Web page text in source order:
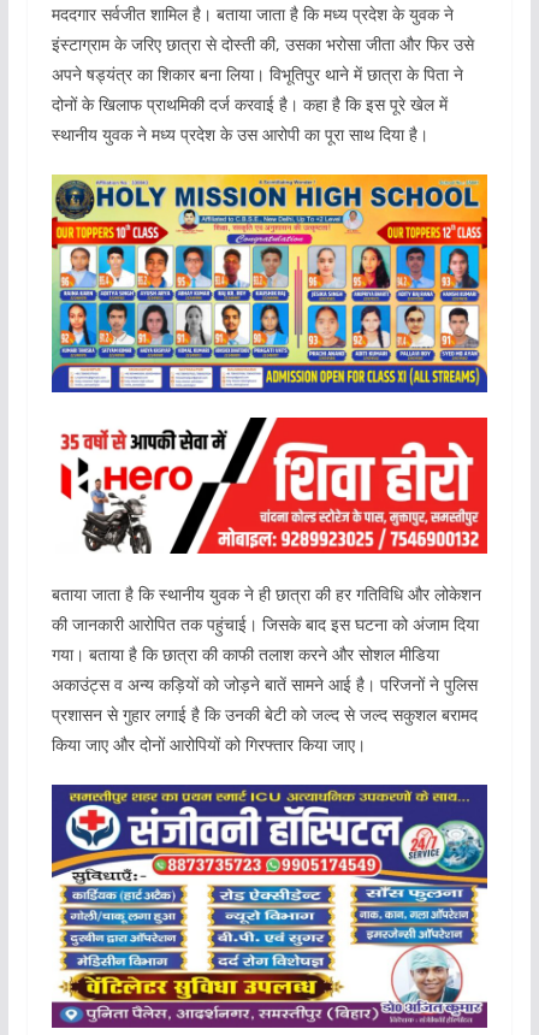
मददगार सर्वजीत शामिल है। बताया जाता है कि मध्य प्रदेश के युवक ने
इंस्टाग्राम के जरिए छात्रा से दोस्ती की, उसका भरोसा जीता और फिर उसे
अपने षड्यंत्र का शिकार बना लिया। विभूतिपुर थाने में छात्रा के पिता ने
दोनों के खिलाफ प्राथमिकी दर्ज करवाई है। कहा है कि इस पूरे खेल में
स्थानीय युवक ने मध्य प्रदेश के उस आरोपी का पूरा साथ दिया है।
बताया जाता है कि स्थानीय युवक ने ही छात्रा की हर गतिविधि और लोकेशन
की जानकारी आरोपित तक पहुंचाई। जिसके बाद इस घटना को अंजाम दिया
गया। बताया है कि छात्रा की काफी तलाश करने और सोशल मीडिया
अकाउंट्स व अन्य कड़ियों को जोड़ने बातें सामने आई है। परिजनों ने पुलिस
प्रशासन से गुहार लगाई है कि उनकी बेटी को जल्द से जल्द सकुशल बरामद
किया जाए और दोनों आरोपियों को गिरफ्तार किया जाए।